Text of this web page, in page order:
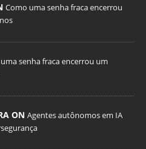
Como uma senha fraca encerrou
senha fraca encerrou um
ON Agentes autônomos em IA